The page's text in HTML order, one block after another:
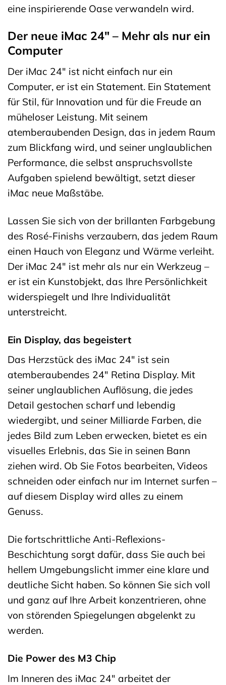
eine inspirierende Oase verwandeln wird.
Der neue iMac 24″ – Mehr als nur ein
Computer
Der iMac 24″ ist nicht einfach nur ein
Computer, er ist ein Statement. Ein Statement
für Stil, für Innovation und für die Freude an
müheloser Leistung. Mit seinem
atemberaubenden Design, das in jedem Raum
zum Blickfang wird, und seiner unglaublichen
Performance, die selbst anspruchsvollste
Aufgaben spielend bewältigt, setzt dieser
iMac neue Maßstäbe.
Lassen Sie sich von der brillanten Farbgebung
des Rosé-Finishs verzaubern, das jedem Raum
einen Hauch von Eleganz und Wärme verleiht.
Der iMac 24″ ist mehr als nur ein Werkzeug –
er ist ein Kunstobjekt, das Ihre Persönlichkeit
widerspiegelt und Ihre Individualität
unterstreicht.
Ein Display, das begeistert
Das Herzstück des iMac 24″ ist sein
atemberaubendes 24″ Retina Display. Mit
seiner unglaublichen Auflösung, die jedes
Detail gestochen scharf und lebendig
wiedergibt, und seiner Milliarde Farben, die
jedes Bild zum Leben erwecken, bietet es ein
visuelles Erlebnis, das Sie in seinen Bann
ziehen wird. Ob Sie Fotos bearbeiten, Videos
schneiden oder einfach nur im Internet surfen –
auf diesem Display wird alles zu einem
Genuss.
Die fortschrittliche Anti-Reflexions-
Beschichtung sorgt dafür, dass Sie auch bei
hellem Umgebungslicht immer eine klare und
deutliche Sicht haben. So können Sie sich voll
und ganz auf Ihre Arbeit konzentrieren, ohne
von störenden Spiegelungen abgelenkt zu
werden.
Die Power des M3 Chip
Im Inneren des iMac 24″ arbeitet der